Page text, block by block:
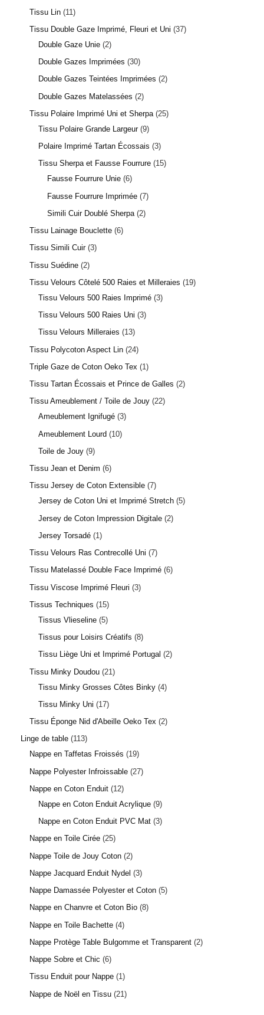
1 avis
Tissu Lin 11
Tissu Double Gaze Imprimé, Fleuri et Uni 37
Double Gaze Unie 2
Double Gazes Imprimées 30
Double Gazes Teintées Imprimées 2
Double Gazes Matelassées
2
Tissu Polaire Imprimé Uni et Sherpa 25
Tissu Polaire Grande Largeur 9
Polaire Imprimé Tartan Écossais 3
Tissu Sherpa et Fausse Fourrure 15
Fausse Fourrure Unie 6
Fausse Fourrure Imprimée 7
Simili Cuir Doublé Sherpa 2
Tissu Lainage Bouclette 6
Tissu Simili Cuir 3
Tissu Suédine 2
Tissu Velours Côtelé 500 Raies et Milleraies
19
Tissu Velours 500 Raies Imprimé 3
Tissu Velours 500 Raies Uni 3
Tissu Velours Milleraies
13
Tissu Polycoton Aspect Lin 24
Triple Gaze de Coton Oeko Tex
1
Tissu Tartan Écossais et Prince de Galles 2
Tissu Ameublement / Toile de Jouy 22
Ameublement Ignifugé 3
Ameublement Lourd 10
Toile de Jouy 9
Tissu Jean et Denim 6
Tissu Jersey de Coton Extensible 7
Jersey de Coton Uni et Imprimé Stretch 5
Jersey de Coton Impression Digitale 2
Jersey Torsadé 1
Tissu Velours Ras Contrecollé Uni 7
Tissu Matelassé Double Face Imprimé 6
Tissu Viscose Imprimé Fleuri 3
Tissus Techniques
15
Tissus Vlieseline 5
Tissus pour Loisirs Créatifs 8
Tissu Liège Uni et Imprimé Portugal
2
Tissu Minky Doudou 21
Tissu Minky Grosses Côtes Binky 4
Tissu Minky Uni
17
Tissu Éponge Nid d'Abeille Oeko Tex 2
Linge de table 113
Nappe en Taffetas Froissés
19
Nappe Polyester Infroissable 27
Nappe en Coton Enduit 12
Nappe en Coton Enduit Acrylique 9
Nappe en Coton Enduit PVC Mat 3
Nappe en Toile Cirée 25
Nappe Toile de Jouy Coton 2
Nappe Jacquard Enduit Nydel
3
Nappe Damassée Polyester et Coton 5
Nappe en Chanvre et Coton Bio 8
Nappe en Toile Bachette 4
Nappe Protège Table Bulgomme et Transparent 2
Nappe Sobre et Chic 6
Tissu Enduit pour Nappe 1
Nappe de Noël en Tissu 21